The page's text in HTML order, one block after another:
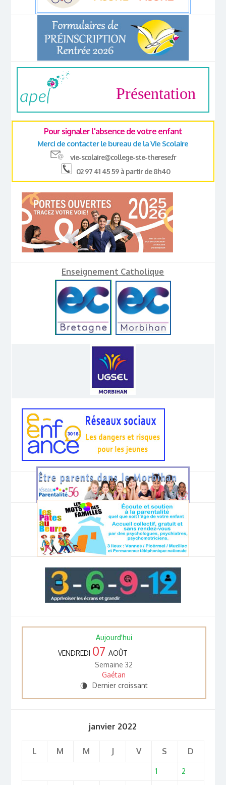
Présentation
Pour signaler l'absence de votre enfant
Merci de contacter le bureau de la Vie Scolaire
vie-scolaire@college-ste-therese.fr
02 97 41 45 59 à partir de 8h40
Enseignement Catholique
Aujourd'hui
VENDREDI 07 AOÛT
Semaine 32
Gaétan
V Dernier croissant
janvier 2022
L M M J V S D
1 2